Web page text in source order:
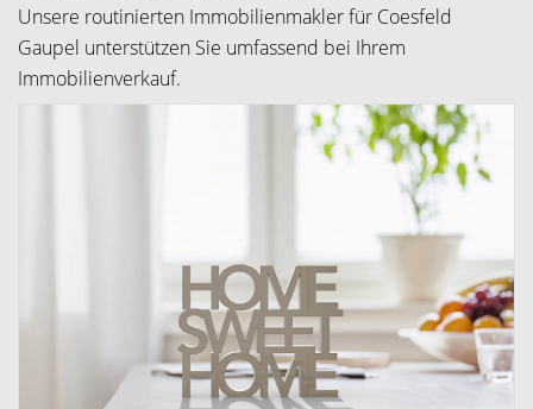
Unsere routinierten Immobilienmakler für Coesfeld
Gaupel unterstützen Sie umfassend bei Ihrem
Immobilienverkauf.